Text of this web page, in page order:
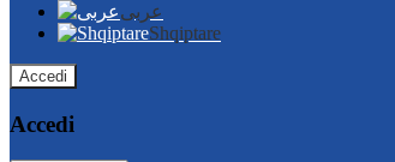
عربى
Shqiptare
Accedi
Accedi